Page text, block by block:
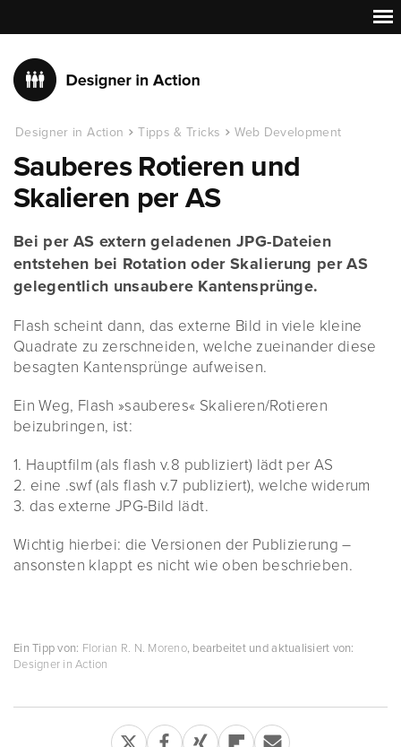
Designer in Action Tipps & Tricks Web Development
Sauberes Rotieren und
Skalieren per AS
Bei per AS extern geladenen JPG-Dateien
entstehen bei Rotation oder Skalierung per AS
gelegentlich unsaubere Kantensprünge.
Flash scheint dann, das externe Bild in viele kleine
Quadrate zu zerschneiden, welche zueinander diese
besagten Kantensprünge aufweisen.
Ein Weg, Flash »sauberes« Skalieren/Rotieren
beizubringen, ist:
1. Hauptfilm (als flash v.8 publiziert) lädt per AS
2. eine .swf (als flash v.7 publiziert), welche widerum
3. das externe JPG-Bild lädt.
Wichtig hierbei: die Versionen der Publizierung –
ansonsten klappt es nicht wie oben beschrieben.
Ein Tipp von: Florian R. N. Moreno, bearbeitet und aktualisiert von:
Designer in Action